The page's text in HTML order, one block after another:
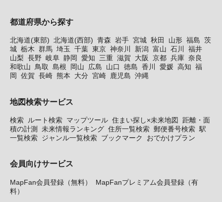
都道府県から探す
北海道(東部) 北海道(西部) 青森 岩手 宮城 秋田 山形 福島 茨
城 栃木 群馬 埼玉 千葉 東京 神奈川 新潟 富山 石川
福井
山梨 長野 岐阜 静岡 愛知 三重 滋賀 大阪 京都 兵庫 奈良
和歌山 鳥取 島根 岡山 広島 山口 徳島 香川 愛媛 高知 福
岡
佐賀 長崎 熊本 大分 宮崎 鹿児島 沖縄
地図検索サービス
検索 ルート検索 マップツール 住まい探し×未来地図
距離・面
積の計測
未来情報ランキング 住所一覧検索 郵便番号検索 駅
一覧検索 ジャンル一覧検索 ブックマーク おでかけプラン
会員向けサービス
MapFan会員登録（無料）
MapFanプレミアム会員登録（有
料）